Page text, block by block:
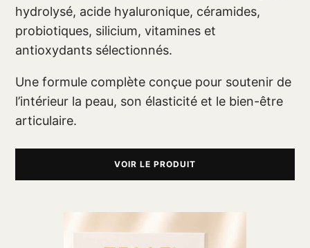
hydrolysé, acide hyaluronique, céramides,
probiotiques, silicium, vitamines et
antioxydants sélectionnés.
Une formule complète conçue pour soutenir de
l’intérieur la peau, son élasticité et le bien-être
articulaire.
VOIR LE PRODUIT